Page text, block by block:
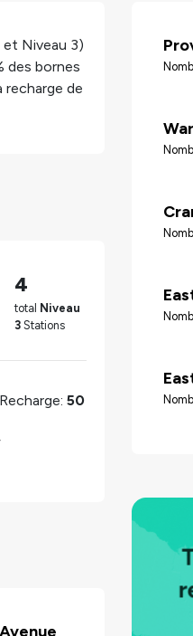
et Niveau 3)
des bornes
de
4
total Niveau
3 Stations
50